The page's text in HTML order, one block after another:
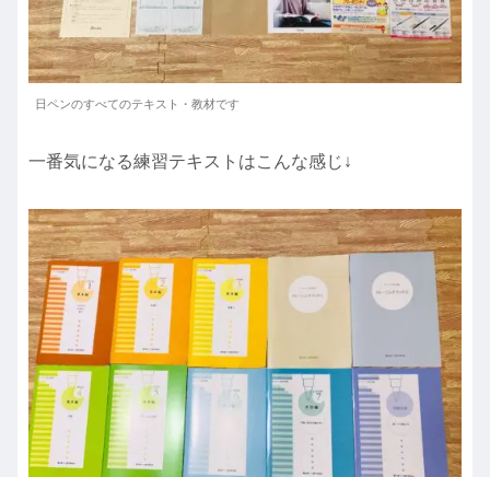
日ペンのすべてのテキスト・教材です
一番気になる練習テキストはこんな感じ↓